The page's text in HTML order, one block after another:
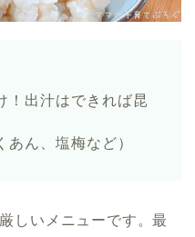
！出汁はできれば昆
あん、塩梅など）
しいメニューです。最